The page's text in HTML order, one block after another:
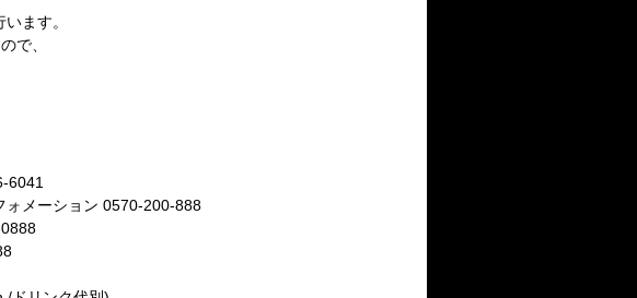
ます。
で、
6041
メーション 0570-200-888